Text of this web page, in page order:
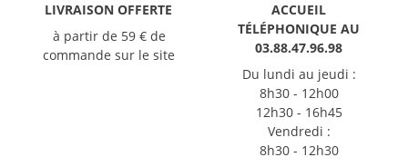
LIVRAISON OFFERTE
à partir de 59 € de
commande sur le site
ACCUEIL
TÉLÉPHONIQUE AU
03.88.47.96.98
Du lundi au jeudi :
8h30 - 12h00
12h30 - 16h45
Vendredi :
8h30 - 12h30